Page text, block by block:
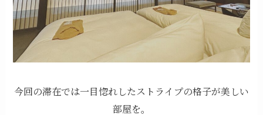
今回の滞在では一目惚れしたストライプの格子が美しい
部屋を。